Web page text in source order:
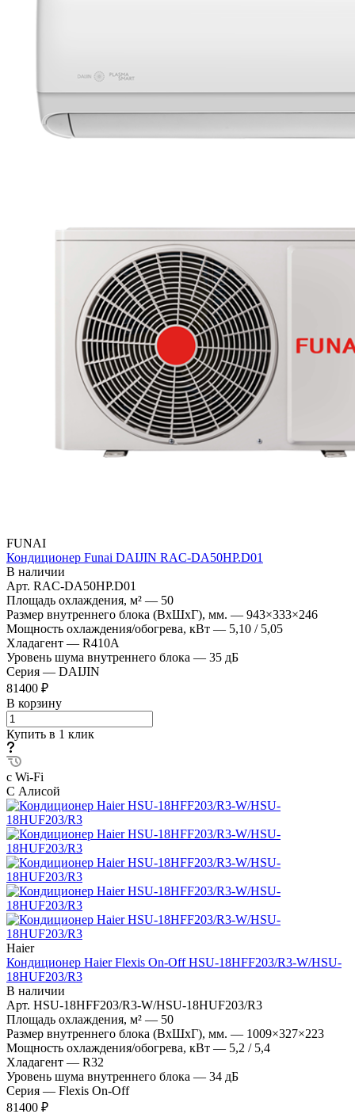
FUNAI
Кондиционер Funai DAIJIN RAC-DA50HP.D01
В наличии
Арт. RAC-DA50HP.D01
Площадь охлаждения, м² — 50
Размер внутреннего блока (ВхШхГ), мм. — 943×333×246
Мощность охлаждения/обогрева, кВт — 5,10 / 5,05
Хладагент — R410A
Уровень шума внутреннего блока — 35 дБ
Серия — DAIJIN
81400 ₽
В корзину
Купить в 1 клик
с Wi-Fi
С Алисой
Haier
Кондиционер Haier Flexis On-Off HSU-18HFF203/R3-W/HSU-
18HUF203/R3
В наличии
Арт. HSU-18HFF203/R3-W/HSU-18HUF203/R3
Площадь охлаждения, м² — 50
Размер внутреннего блока (ВхШхГ), мм. — 1009×327×223
Мощность охлаждения/обогрева, кВт — 5,2 / 5,4
Хладагент — R32
Уровень шума внутреннего блока — 34 дБ
Серия — Flexis On-Off
81400 ₽